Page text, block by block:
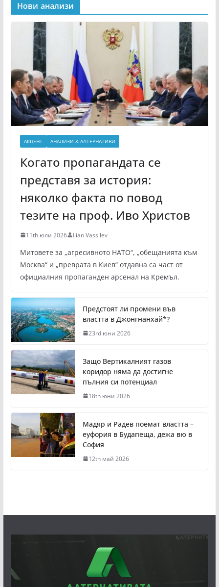
Нови анализи
АКЦЕНТ АНАЛИЗИ & АЛТЕРНАТИВИ
Когато пропагандата се
представя за история:
няколко факта по повод
тезите на проф. Иво Христов
11th юли 2026 Ilian Vassilev
Митовете за „агресивното НАТО“, „обещанията към
Москва“ и „преврата в Киев“ отдавна са част от
официалния пропаганден арсенал на Кремъл.
Предстоят ли промени във
властта в Джонгнанхай*?
23rd юни 2026
Защо Вертикалният газов
коридор няма да достигне
пълния си потенциал
18th юни 2026
Мадяр и Радев поемат властта –
еуфория в Будапеща, дежа вю в
София
12th май 2026